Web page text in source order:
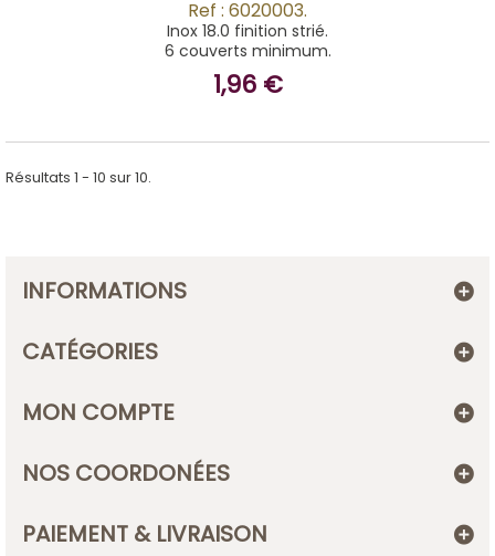
Ref : 6020003.
Inox 18.0 finition strié.
6 couverts minimum.
1,96 €
Résultats 1 - 10 sur 10.
INFORMATIONS
CATÉGORIES
MON COMPTE
NOS COORDONÉES
PAIEMENT & LIVRAISON